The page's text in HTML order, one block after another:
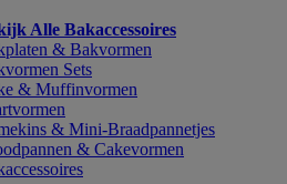
Alle Bakaccessoires
& Bakvormen
Sets
& Muffinvormen
& Mini-Braadpannetjes
& Cakevormen